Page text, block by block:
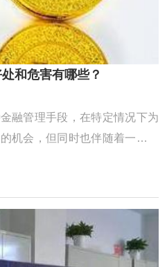
和危害有哪些？
融管理手段，在特定情况下为
机会，但同时也伴随着一些潜
暂时减轻持卡人的资金压力。
平衡或经济困难时，通过停息
，使持卡人能 ...